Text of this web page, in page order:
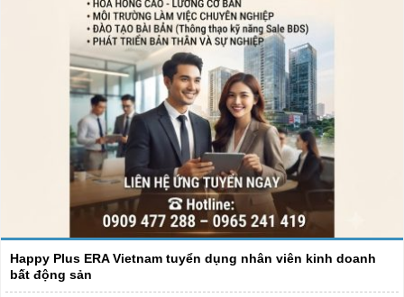
Happy Plus ERA Vietnam tuyển dụng nhân viên kinh doanh
bất động sản